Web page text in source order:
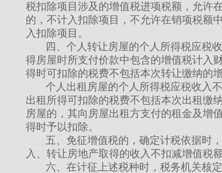
税扣除项目涉及的增值税进项税额，允许
的，不计入扣除项目，不允许在销项税额
入扣除项目。
四、个人转让房屋的个人所得税应税
得房屋时所支付价款中包含的增值税计入
得时可扣除的税费不包括本次转让缴纳的
个人出租房屋的个人所得税应税收入
出租所得可扣除的税费不包括本次出租缴
房屋的，其向房屋出租方支付的租金及增
得时予以扣除。
五、免征增值税的，确定计税依据时
入、转让房地产取得的收入不扣减增值税
六、在计征上述税种时，税务机关核